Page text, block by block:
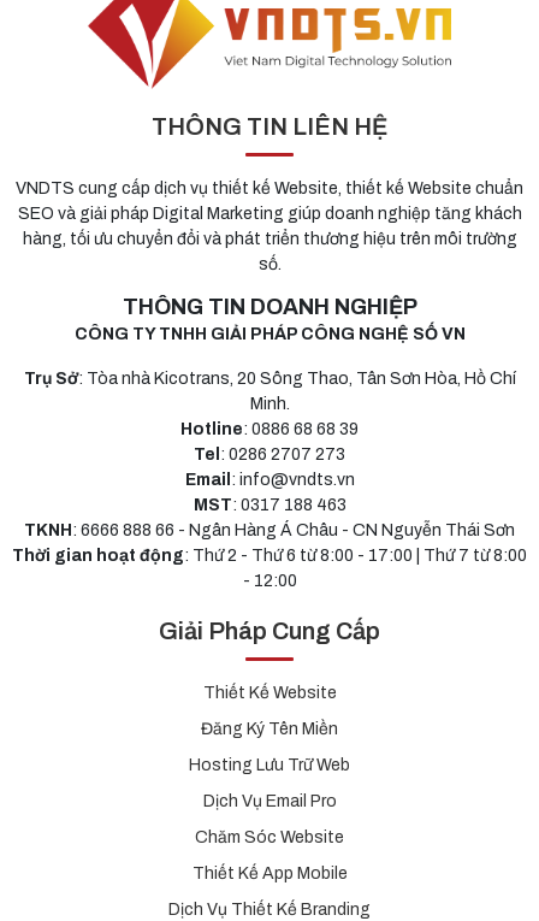
THÔNG TIN LIÊN HỆ
VNDTS cung cấp dịch vụ thiết kế Website, thiết kế Website chuẩn
SEO và giải pháp Digital Marketing giúp doanh nghiệp tăng khách
hàng, tối ưu chuyển đổi và phát triển thương hiệu trên môi trường
số.
THÔNG TIN DOANH NGHIỆP
CÔNG TY TNHH GIẢI PHÁP CÔNG NGHỆ SỐ VN
Trụ Sở: Tòa nhà Kicotrans, 20 Sông Thao, Tân Sơn Hòa, Hồ Chí
Minh.
Hotline: 0886 68 68 39
Tel : 0286 2707 273
Email : info@vndts.vn
MST: 0317 188 463
TKNH : 6666 888 66 - Ngân Hàng Á Châu - CN Nguyễn Thái Sơn
Thời gian hoạt động: Thứ 2 - Thứ 6 từ 8:00 - 17:00 | Thứ 7 từ 8:00
- 12:00
Giải Pháp Cung Cấp
Thiết Kế Website
Đăng Ký Tên Miền
Hosting Lưu Trữ Web
Dịch Vụ Email Pro
Chăm Sóc Website
Thiết Kế App Mobile
Dịch Vụ Thiết Kế Branding